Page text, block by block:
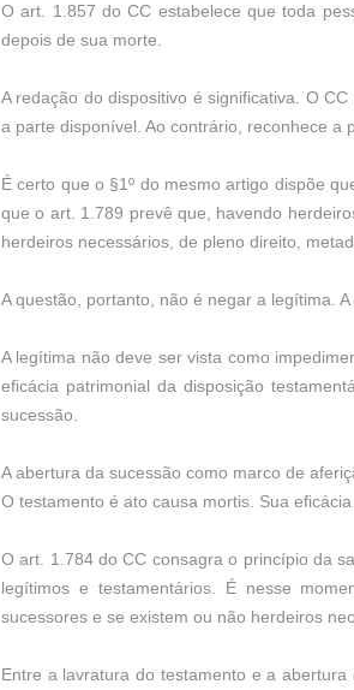
O art. 1.857 do CC estabelece que toda
depois de sua morte.
A redação do dispositivo é significativa. O
a parte disponível. Ao contrário, reconhece a
É certo que o §1º do mesmo artigo dispõe
que o art. 1.789 prevê que, havendo
herdeiros necessários, de pleno direito,
A questão, portanto, não é negar a legítima.
A legítima não deve ser vista como
eficácia patrimonial da disposição
sucessão.
A abertura da sucessão como marco de
O testamento é ato causa mortis. Sua
O art. 1.784 do CC consagra o princípio da
legítimos e testamentários. É nesse
sucessores e se existem ou não herdeiros
Entre a lavratura do testamento e a